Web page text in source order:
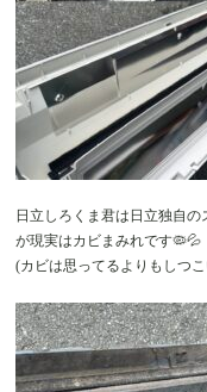
日立しろくま君は日立独自
が現実はカビまみれです🦠💦
(カビは思ってるよりもしつ